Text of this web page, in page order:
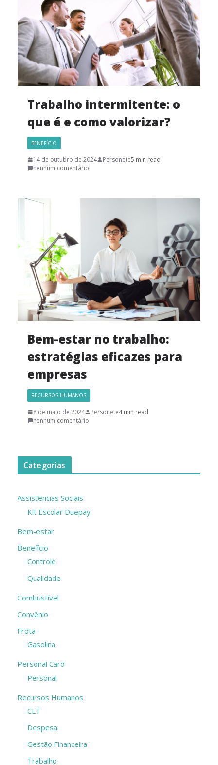
Trabalho intermitente: o
que é e como valorizar?
BENEFÍCIO
14 de outubro de 2024 Personete5 min read
nenhum comentário
Bem-estar no trabalho:
estratégias eficazes para
empresas
RECURSOS HUMANOS
8 de maio de 2024 Personete4 min read
nenhum comentário
Categorias
Assistências Sociais
Kit Escolar Duepay
Bem-estar
Benefício
Controle
Qualidade
Combustível
Convênio
Frota
Gasolina
Personal Card
Personal
Recursos Humanos
CLT
Despesa
Gestão Financeira
Trabalho